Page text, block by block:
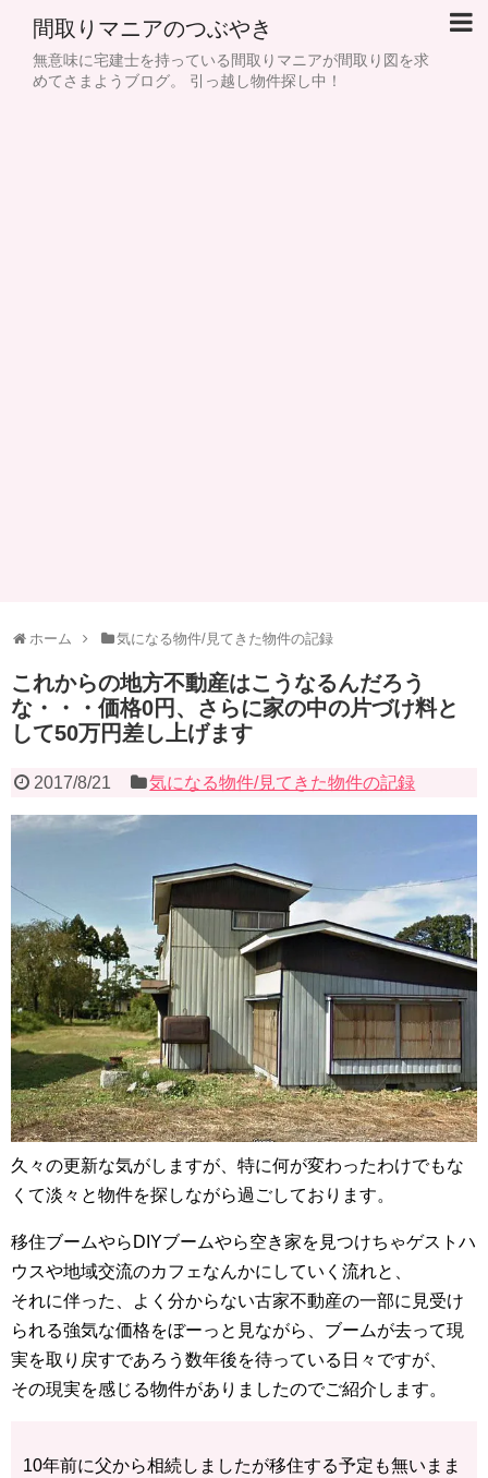
間取りマニアのつぶやき
無意味に宅建士を持っている間取りマニアが間取り図を求
めてさまようブログ。 引っ越し物件探し中！
ホーム 気になる物件/見てきた物件の記録
これからの地方不動産はこうなるんだろう
な・・・価格0円、さらに家の中の片づけ料と
して50万円差し上げます
2017/8/21 気になる物件/見てきた物件の記録
久々の更新な気がしますが、特に何が変わったわけでもな
くて淡々と物件を探しながら過ごしております。
移住ブームやらDIYブームやら空き家を見つけちゃゲストハ
ウスや地域交流のカフェなんかにしていく流れと、
それに伴った、よく分からない古家不動産の一部に見受け
られる強気な価格をぼーっと見ながら、ブームが去って現
実を取り戻すであろう数年後を待っている日々ですが、
その現実を感じる物件がありましたのでご紹介します。
10年前に父から相続しましたが移住する予定も無いまま